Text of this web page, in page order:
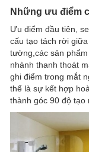
Những ưu điểm
Ưu điểm đầu tiên,
cấu tạo tách rời
tường,các sản
nhành thanh thoát
ghi điểm trong mắt
thể là sự kết hợp
thành góc 90 độ tạo